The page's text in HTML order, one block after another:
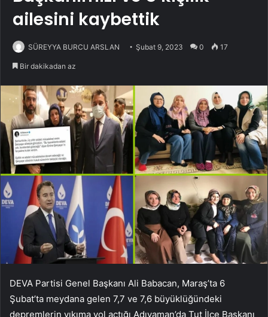
ailesini kaybettik
SÜREYYA BURCU ARSLAN Şubat 9, 2023 0 17
Bir dakikadan az
DEVA Partisi Genel Başkanı Ali Babacan, Maraş’ta 6
Şubat’ta meydana gelen 7,7 ve 7,6 büyüklüğündeki
depremlerin yıkıma yol açtığı Adıyaman’da Tut İlçe Başkanı